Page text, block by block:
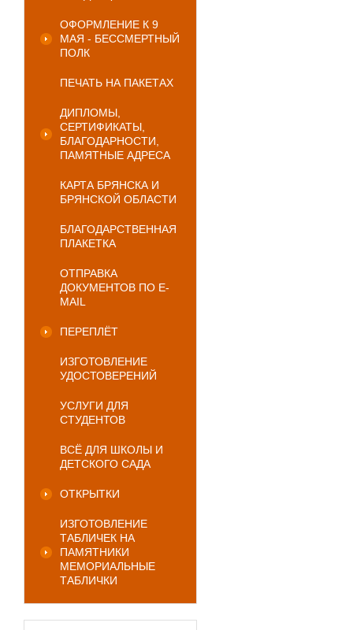
ОФОРМЛЕНИЕ К 9
МАЯ - БЕССМЕРТНЫЙ
ПОЛК
ПЕЧАТЬ НА ПАКЕТАХ
ДИПЛОМЫ,
СЕРТИФИКАТЫ,
БЛАГОДАРНОСТИ,
ПАМЯТНЫЕ АДРЕСА
КАРТА БРЯНСКА И
БРЯНСКОЙ ОБЛАСТИ
БЛАГОДАРСТВЕННАЯ
ПЛАКЕТКА
ОТПРАВКА
ДОКУМЕНТОВ ПО E-
MAIL
ПЕРЕПЛЁТ
ИЗГОТОВЛЕНИЕ
УДОСТОВЕРЕНИЙ
УСЛУГИ ДЛЯ
СТУДЕНТОВ
ВСЁ ДЛЯ ШКОЛЫ И
ДЕТСКОГО САДА
ОТКРЫТКИ
ИЗГОТОВЛЕНИЕ
ТАБЛИЧЕК НА
ПАМЯТНИКИ
МЕМОРИАЛЬНЫЕ
ТАБЛИЧКИ